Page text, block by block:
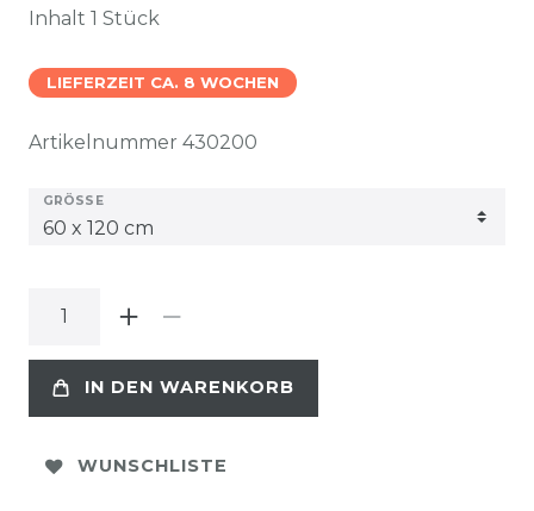
Inhalt 1 Stück
LIEFERZEIT CA. 8 WOCHEN
Artikelnummer 430200
GRÖSSE
IN DEN WARENKORB
WUNSCHLISTE